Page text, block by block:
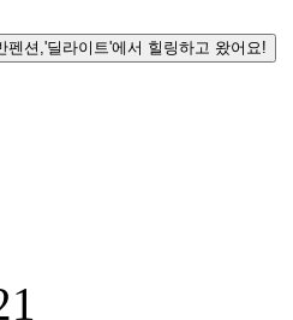
펜션,'딜라이트'에서 힐링하고 왔어요!